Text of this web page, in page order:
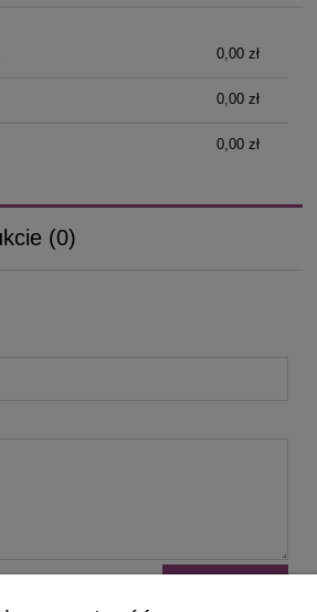
0,00 zł
0,00 zł
0,00 zł
(0)